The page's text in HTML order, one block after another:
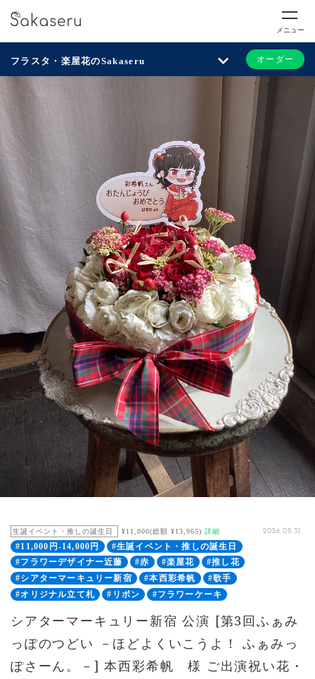
メニュー
フラスタ・楽屋花のSakaseru オーダー
生誕イベント・推しの誕生日 ¥11,000(総額 ¥13,965) 詳細 2026.05.31
#11,000円-14,000円
#生誕イベント・推しの誕生日
#フラワーデザイナー近藤
#赤 #楽屋花
#推し花
#シアターマーキュリー新宿
#本西彩希帆
#歌手
#オリジナル立て札
#リボン #フラワーケーキ
シアターマーキュリー新宿 公演 [第3回ふぁみ
っぽのつどい －ほどよくいこうよ！ ふぁみっ
ぽさーん。－] 本西彩希帆 様 ご出演祝い花・